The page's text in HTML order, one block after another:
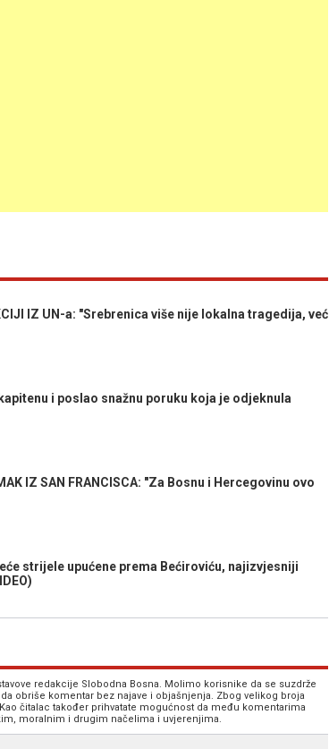
IZ UN-a: "Srebrenica više nije lokalna tragedija, već
i poslao snažnu poruku koja je odjeknula
IZ SAN FRANCISCA: "Za Bosnu i Hercegovinu ovo
strijele upućene prema Bećiroviću, najizvjesniji
redakcije Slobodna Bosna. Molimo korisnike da se suzdrže
obriše komentar bez najave i objašnjenja. Zbog velikog broja
čitalac također prihvatate mogućnost da među komentarima
moralnim i drugim načelima i uvjerenjima.